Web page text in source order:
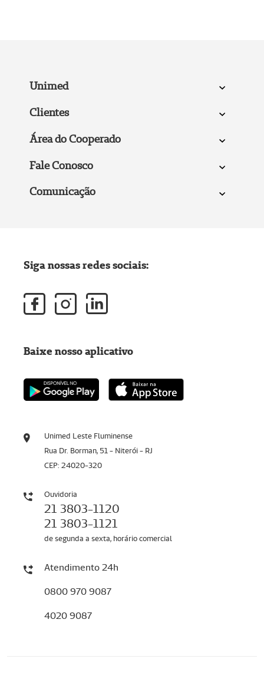
Unimed
Clientes
Área do Cooperado
Fale Conosco
Comunicação
Unimed Leste Fluminense
Rua Dr. Borman, 51 - Niterói - RJ
CEP: 24020-320
Ouvidoria
21 3803-1120
21 3803-1121
de segunda a sexta, horário comercial
Atendimento 24h
0800 970 9087
4020 9087
Siga nossas redes sociais:
Baixe nosso aplicativo